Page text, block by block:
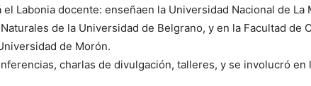
Labonia docente: enseñaen la Universidad Nacional de La
de la Universidad de Belgrano, y en la Facultad de
de Morón.
charlas de divulgación, talleres, y se involucró en